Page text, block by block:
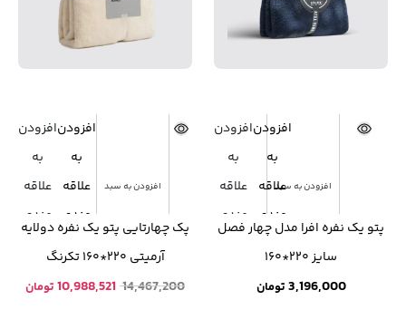
افزودن به سبد
افزودن
به
علاقه
مندی
افزودن
به
علاقه
مندی
پتو یک نفره افرا مدل چهار فصل
سایز ۲۲۰*۱۶۰
3,196,000 تومان
افزودن به سبد
افزودن
به
علاقه
مندی
افزودن
به
علاقه
مندی
پک چهارتایی پتو یک نفره دولایه
آرمیتی ۲۲۰*۱۶۰ تکرنگ
14,467,200 قیمت
10,988,521 تومانقیمت